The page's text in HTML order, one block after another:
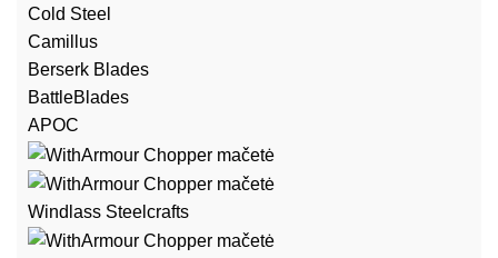
Cold Steel
Camillus
Berserk Blades
BattleBlades
APOC
Windlass Steelcrafts